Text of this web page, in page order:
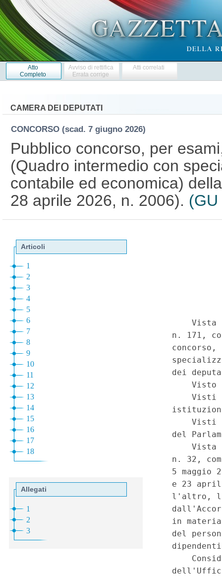
Atto
Completo
Avviso di rettifica
Errata corrige
Atti correlati
CAMERA DEI DEPUTATI
CONCORSO (scad. 7 giugno 2026)
Pubblico concorso, per
(Quadro intermedio con
contabile ed economica)
28 aprile 2026, n. 2006).